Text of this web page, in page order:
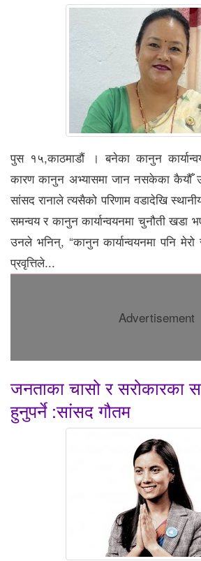
पुस १५,काठमाडौं । बनेका कानुन
कारण कानुन अभ्यासमा जान नसकेका कैयौँ
सांसद रानाले त्यसैको परिणाम वडादेखि
समन्वय र कानुन कार्यान्वयनमा चुनौती खडा
उनले भनिन्, “कानुन कार्यान्वयनमा पनि
प्रवृत्तिले...
Advertisement
जनताका चासो र सरोकारका
हुनुपर्ने :सांसद गौतम